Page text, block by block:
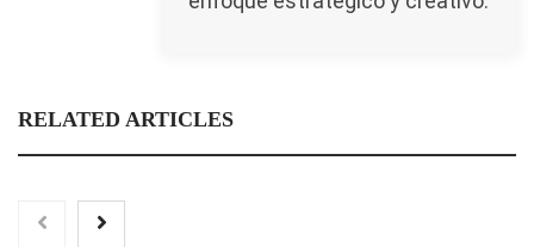
RELATED ARTICLES